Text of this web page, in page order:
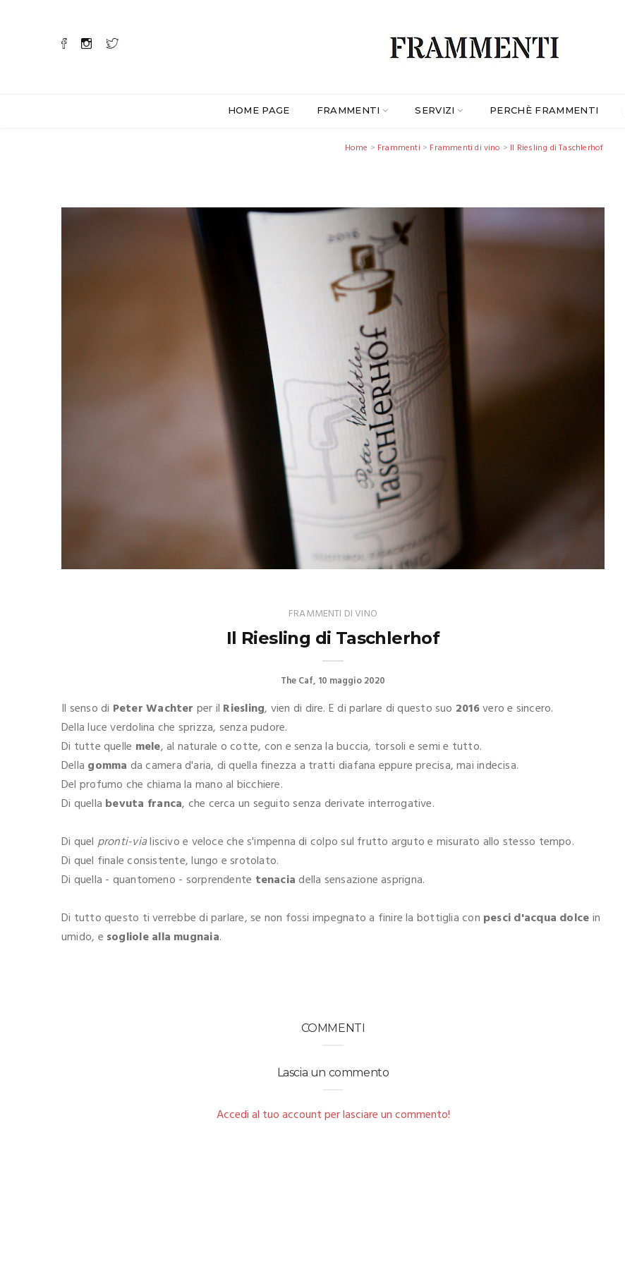
HOME PAGE FRAMMENTI SERVIZI PERCHÈ FRAMMENTI
Home > Frammenti > Frammenti di vino > Il Riesling di Taschlerhof
FRAMMENTI DI VINO
Il Riesling di Taschlerhof
The Caf 10 maggio 2020
Il senso di Peter Wachter per il Riesling, vien di dire. E di parlare di questo suo 2016vero e sincero.
Della luce verdolina che sprizza, senza pudore.
Di tutte quelle mele, al naturale o cotte, con e senza la buccia, torsoli e semi e tutto.
Della gomma da camera d'aria, di quella finezza a tratti diafana eppure precisa, mai indecisa.
Del profumo che chiama la mano al bicchiere.
Di quella bevuta franca, che cerca un seguito senza derivate interrogative.
Di quel pronti-vialiscivo e veloce che s'impenna di colpo sul frutto arguto e misurato allo stesso tempo.
Di quel finale consistente, lungo e srotolato.
Di quella - quantomeno - sorprendente tenaciadella sensazione asprigna.
Di tutto questo ti verrebbe di parlare, se non fossi impegnato a finire la bottiglia con pesci d'acqua dolcein
umido, e sogliole alla mugnaia.
COMMENTI
Lascia un commento
Accedi al tuo account per lasciare un commento!